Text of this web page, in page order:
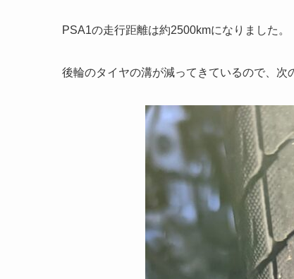
PSA1の走行距離は約2500kmになりました。
後輪のタイヤの溝が減ってきているので、次